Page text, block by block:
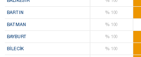
BARTIN %100
BATMAN %100
BAYBURT %100
BILECIK %100